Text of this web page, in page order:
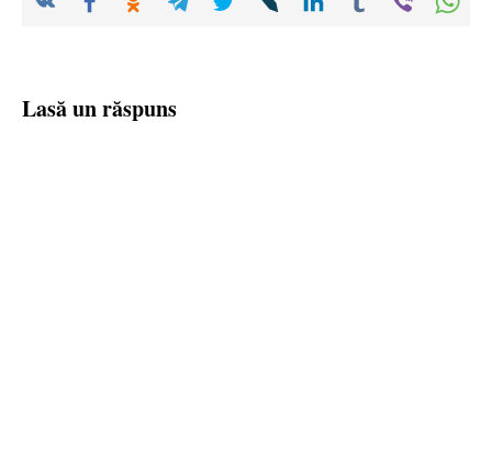
Lasă un răspuns